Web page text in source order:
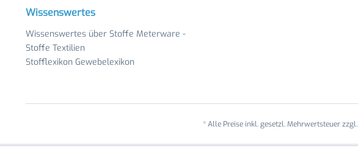
Wissenswertes
Wissenswertes über Stoffe Meterware -
Stoffe Textilien
Stofflexikon Gewebelexikon
* Alle Preise inkl. gesetzl. Mehrwertsteuer zzgl.